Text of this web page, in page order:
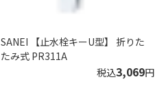
SANEI 【止水栓キーU型】 折りた
たみ式 PR311A
税込3,069円